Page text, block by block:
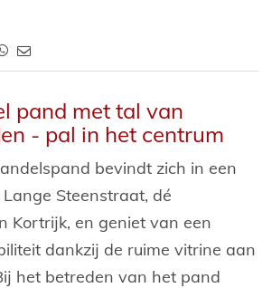
pand met tal van
- pal in het centrum
bevindt zich in een
Steenstraat, dé
Kortrijk, en geniet van een
dankzij de ruime vitrine aan
het betreden van het pand